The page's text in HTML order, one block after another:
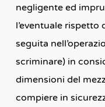
negligente ed
l’eventuale rispetto
seguita
scriminare) in
dimensioni del
compiere in